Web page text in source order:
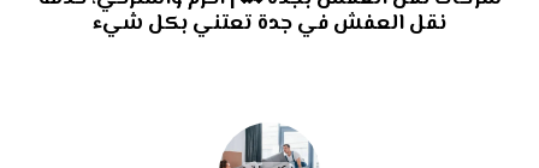
نقل العفش في جدة تعتني بكل شيء